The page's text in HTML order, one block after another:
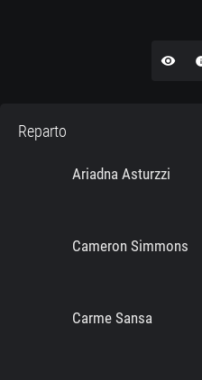
remove_red_eye
Reparto
Ariadna Asturzzi
Cameron Simmons
Carme Sansa